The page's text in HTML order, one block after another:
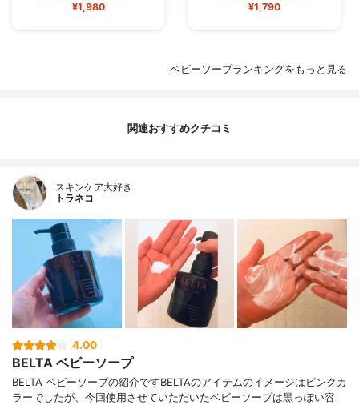
¥1,980 ¥1,790
ベビーソープランキングをもっと見る
関連おすすめクチコミ
スキンケア大好き
トラネコ
4.00
BELTA ベビーソープ
BELTA ベビーソープの紹介ですBELTAのアイテムのイメージはピンクカ
ラーでしたが、今回使用させていただいたベビーソープは黒っぽい容